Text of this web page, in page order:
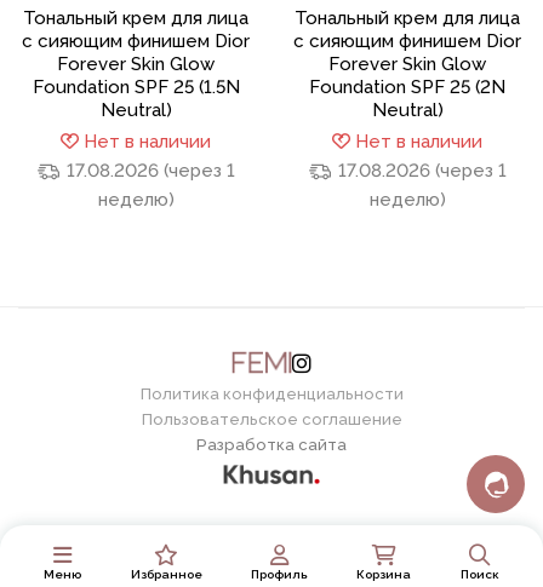
Меню Избранное Профиль Корзина Поиск
Тональный крем для лица
с сияющим финишем Dior
Forever Skin Glow
Foundation SPF 25 (1.5N
Neutral)
Нет в наличии
17.08.2026 (через 1
неделю)
Тональный крем для лица
с сияющим финишем Dior
Forever Skin Glow
Foundation SPF 25 (2N
Neutral)
Нет в наличии
17.08.2026 (через 1
неделю)
Политика конфиденциальности
Пользовательское соглашение
Разработка сайта